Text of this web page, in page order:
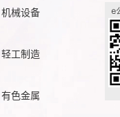
机械设备
轻工制造
有色金属